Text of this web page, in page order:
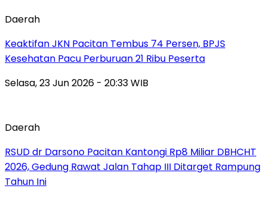
Daerah
Keaktifan JKN Pacitan Tembus 74 Persen, BPJS
Kesehatan Pacu Perburuan 21 Ribu Peserta
Selasa, 23 Jun 2026 - 20:33 WIB
Daerah
RSUD dr Darsono Pacitan Kantongi Rp8 Miliar DBHCHT
2026, Gedung Rawat Jalan Tahap III Ditarget Rampung
Tahun Ini